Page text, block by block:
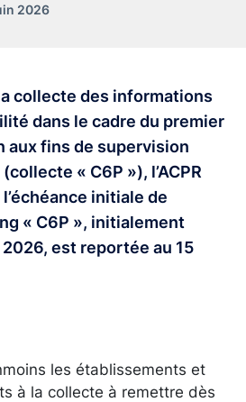
2026
collecte des informations
dans le cadre du premier
aux fins de supervision
« C6P »), l’ACPR
initiale de
« C6P », initialement
est reportée au 15
les établissements et
à la collecte à remettre dès